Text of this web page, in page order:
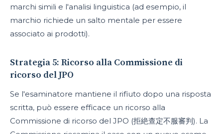
marchi simili e l'analisi linguistica (ad esempio, il
marchio richiede un salto mentale per essere
associato ai prodotti).
Strategia 5: Ricorso alla Commissione di
ricorso del JPO
Se l'esaminatore mantiene il rifiuto dopo una risposta
scritta, può essere efficace un ricorso alla
Commissione di ricorso del JPO (拒絶查定不服審判). La